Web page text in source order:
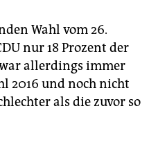
Wahl vom 26.
nur 18 Prozent der
allerdings immer
2016 und noch nicht
als die zuvor so